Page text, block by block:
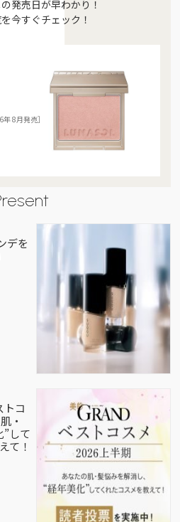
発売日が早わかり！
今すぐチェック！
8月発売］
デを
トコ
・
”して
て！